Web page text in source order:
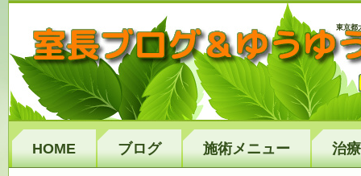
東京都
HOME ブログ 施術メニュー 治